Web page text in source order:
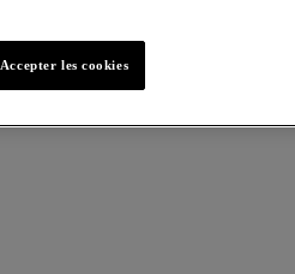
Accepter les cookies